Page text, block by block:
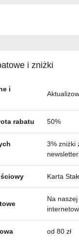
i zniżki
i
rabatu 50%
3% zniżki
Karta
Na
od 80 zł